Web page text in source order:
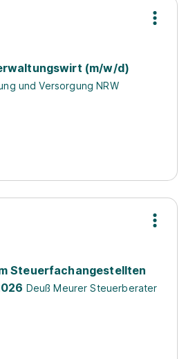
(m/w/d)
und Versorgung NRW
Steuerfachangestellten
Deuß Meurer Steuerberater